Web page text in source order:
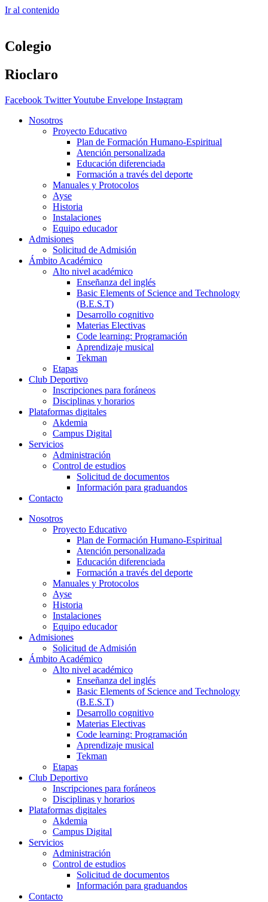
Ir al contenido
Colegio
Rioclaro
Facebook TwitterYoutube Envelope Instagram
Nosotros
Proyecto Educativo
Plan de Formación Humano-Espiritual
Atención personalizada
Educación diferenciada
Formación a través del deporte
Manuales y Protocolos
Ayse
Historia
Instalaciones
Equipo educador
Admisiones
Solicitud de Admisión
Ámbito Académico
Alto nivel académico
Enseñanza del inglés
Basic Elements of Science and Technology
(B.E.S.T)
Desarrollo cognitivo
Materias Electivas
Code learning: Programación
Aprendizaje musical
Tekman
Etapas
Club Deportivo
Inscripciones para foráneos
Disciplinas y horarios
Plataformas digitales
Akdemia
Campus Digital
Servicios
Administración
Control de estudios
Solicitud de documentos
Información para graduandos
Contacto
Nosotros
Proyecto Educativo
Plan de Formación Humano-Espiritual
Atención personalizada
Educación diferenciada
Formación a través del deporte
Manuales y Protocolos
Ayse
Historia
Instalaciones
Equipo educador
Admisiones
Solicitud de Admisión
Ámbito Académico
Alto nivel académico
Enseñanza del inglés
Basic Elements of Science and Technology
(B.E.S.T)
Desarrollo cognitivo
Materias Electivas
Code learning: Programación
Aprendizaje musical
Tekman
Etapas
Club Deportivo
Inscripciones para foráneos
Disciplinas y horarios
Plataformas digitales
Akdemia
Campus Digital
Servicios
Administración
Control de estudios
Solicitud de documentos
Información para graduandos
Contacto